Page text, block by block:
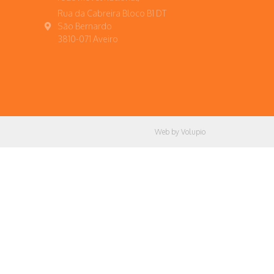
Rua da Cabreira Bloco B1 DT
São Bernardo
3810-071 Aveiro
Web by Volupio